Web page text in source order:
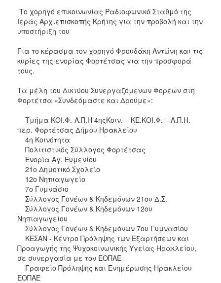
Το χορηγό επικοινωνίας Ραδιοφωνικό Σταθμό της
Ιεράς Αρχιεπισκοπής Κρήτης για την προβολή και την
υποστήριξη του
Για το κέρασμα τον χορηγό Φρουδάκη Αντώνη και τις
κυρίες της ενορίας Φορτέτσας για την προσφορά
τους.
Τα μέλη του Δικτύου Συνεργαζόμενων Φορέων στη
Φορτέτσα «Συνδεόμαστε και Δρούμε»:
Τμήμα ΚΟΙ.Φ.-Α.Π.Η 4ηςΚοιν. – ΚΕ.ΚΟΙ.Φ. – Α.Π.Η.
περ. Φορτέτσας Δήμου Ηρακλείου
4η Κοινότητα
Πολιτιστικός Σύλλογος Φορτέτσας
Ενορία Αγ. Ευμενίου
21ο Δημοτικό Σχολείο
12ο Νηπιαγωγείο
7ο Γυμνάσιο
Σύλλογος Γονέων & Κηδεμόνων 21ου Δ.Σ.
Σύλλογος Γονέων & Κηδεμόνων 12ου
Νηπιαγωγείου
Σύλλογος Γονέων & Κηδεμόνων 7ου Γυμνασίου
ΚΕΣΑΝ - Κέντρο Πρόληψης των Εξαρτήσεων και
Προαγωγής της Ψυχοκοινωνικής Υγείας Ηρακλείου,
σε συνεργασία με τον ΕΟΠΑΕ
Γραφείο Πρόληψης και Ενημέρωσης Ηρακλείου
ΕΟΠΑΕ